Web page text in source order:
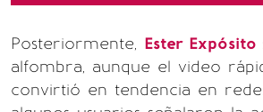
Posteriormente, Ester Expósito
alfombra, aunque el video
convirtió en tendencia en